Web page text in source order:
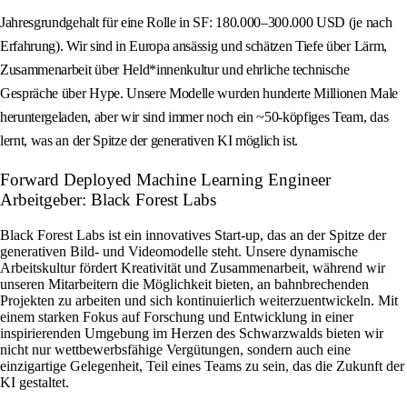
Jahresgrundgehalt für eine Rolle in SF: 180.000–300.000 USD (je nach
Erfahrung). Wir sind in Europa ansässig und schätzen Tiefe über Lärm,
Zusammenarbeit über Held*innenkultur und ehrliche technische
Gespräche über Hype. Unsere Modelle wurden hunderte Millionen Male
heruntergeladen, aber wir sind immer noch ein ~50-köpfiges Team, das
lernt, was an der Spitze der generativen KI möglich ist.
Forward Deployed Machine Learning Engineer
Arbeitgeber: Black Forest Labs
Black Forest Labs ist ein innovatives Start-up, das an der Spitze der
generativen Bild- und Videomodelle steht. Unsere dynamische
Arbeitskultur fördert Kreativität und Zusammenarbeit, während wir
unseren Mitarbeitern die Möglichkeit bieten, an bahnbrechenden
Projekten zu arbeiten und sich kontinuierlich weiterzuentwickeln. Mit
einem starken Fokus auf Forschung und Entwicklung in einer
inspirierenden Umgebung im Herzen des Schwarzwalds bieten wir
nicht nur wettbewerbsfähige Vergütungen, sondern auch eine
einzigartige Gelegenheit, Teil eines Teams zu sein, das die Zukunft der
KI gestaltet.